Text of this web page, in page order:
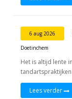
6 aug 2026
Doetinchem
Het is altijd lente
Lees verder